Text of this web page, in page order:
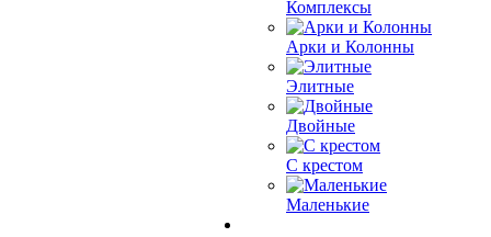
Комплексы
Арки и Колонны
Элитные
Двойные
С крестом
Маленькие